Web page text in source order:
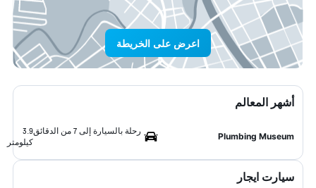
اعرض على الخريطة
أشهر المعالم
Plumbing Museum
رحلة بالسيارة إلى 7 من الدقائق
3.9
كيلومتر
سيارت ايجار